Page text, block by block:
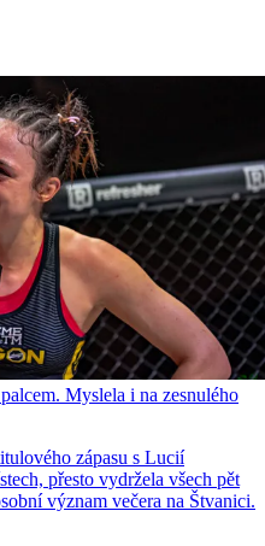
Myslela i na zesnulého
zápasu s Lucií
přesto vydržela všech pět
význam večera na Štvanici.